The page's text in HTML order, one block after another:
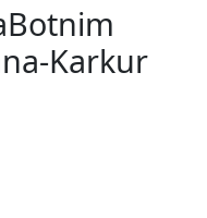
Karkur